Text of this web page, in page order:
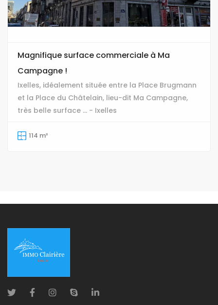
Magnifique surface commerciale à Ma
Campagne !
Ixelles, idéalement située entre la Place Brugmann
et la Place du Châtelain, lieu-dit Ma Campagne,
très belle surface ... - Ixelles
114 m²